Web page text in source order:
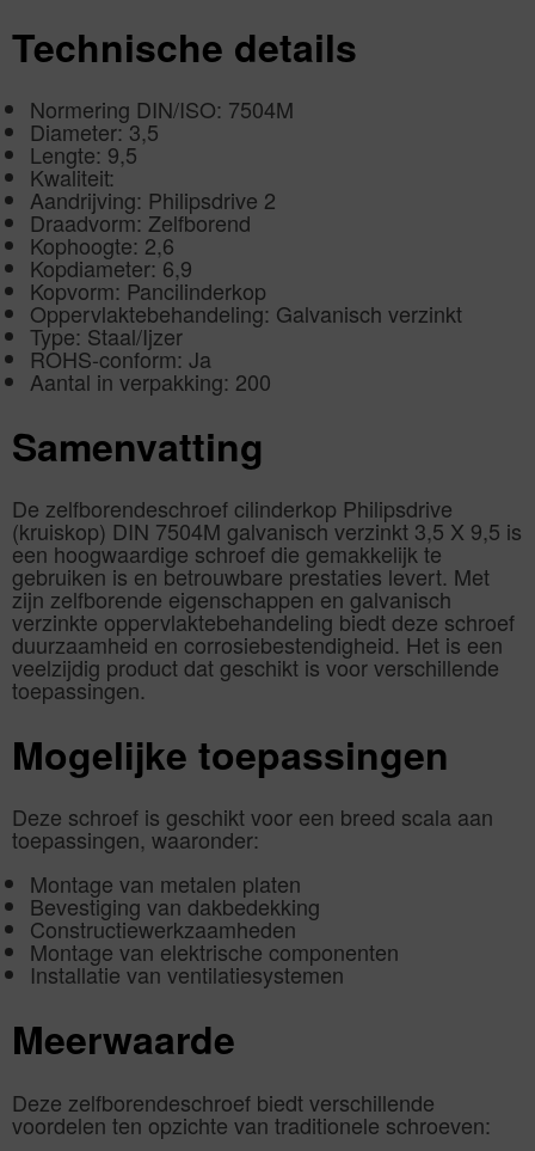
Technische details
Normering DIN/ISO: 7504M
Diameter: 3,5
Lengte: 9,5
Kwaliteit:
Aandrijving: Philipsdrive 2
Draadvorm: Zelfborend
Kophoogte: 2,6
Kopdiameter: 6,9
Kopvorm: Pancilinderkop
Oppervlaktebehandeling: Galvanisch verzinkt
Type: Staal/Ijzer
ROHS-conform: Ja
Aantal in verpakking: 200
Samenvatting
De zelfborendeschroef cilinderkop Philipsdrive
(kruiskop) DIN 7504M galvanisch verzinkt 3,5 X 9,5 is
een hoogwaardige schroef die gemakkelijk te
gebruiken is en betrouwbare prestaties levert. Met
zijn zelfborende eigenschappen en galvanisch
verzinkte oppervlaktebehandeling biedt deze schroef
duurzaamheid en corrosiebestendigheid. Het is een
veelzijdig product dat geschikt is voor verschillende
toepassingen.
Mogelijke toepassingen
Deze schroef is geschikt voor een breed scala aan
toepassingen, waaronder:
Montage van metalen platen
Bevestiging van dakbedekking
Constructiewerkzaamheden
Montage van elektrische componenten
Installatie van ventilatiesystemen
Meerwaarde
Deze zelfborendeschroef biedt verschillende
voordelen ten opzichte van traditionele schroeven: